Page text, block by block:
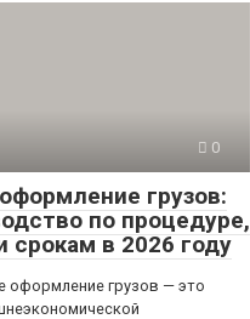
0
грузов:
по процедуре,
срокам в 2026 году
оформление грузов — это